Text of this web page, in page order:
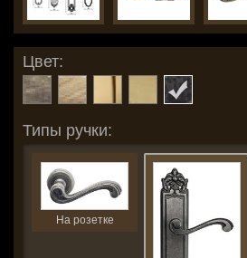
Цвет:
Типы ручки:
На розетке